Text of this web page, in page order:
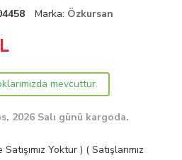
Marka: Özkursan
mevcuttur.
2026 Salı günü kargoda.
Yoktur ) ( Satışlarımız